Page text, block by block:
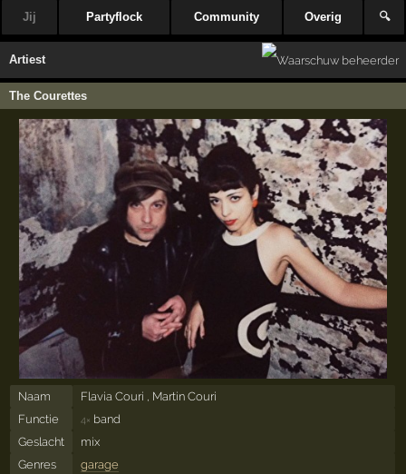
Jij Partyflock Community Overig 🔍
Artiest
The Courettes
Naam
Flavia Couri , Martin Couri
Functie
4× band
Geslacht
mix
Genres
garage